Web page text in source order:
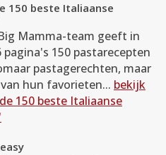
150 beste Italiaanse
Mamma-team geeft in
150 pastarecepten
pastagerechten, maar
hun favorieten... bekijk
150 beste Italiaanse